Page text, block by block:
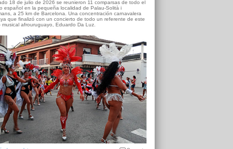
18 de julio de 2026 se reunieron 11 comparsas de todo el
español en la pequeña localidad de Palau-Solità i
a 25 km de Barcelona. Una concentración carnavalera
que finalizó con un concierto de todo un referente de este
musical afrouruguayo, Eduardo Da Luz.